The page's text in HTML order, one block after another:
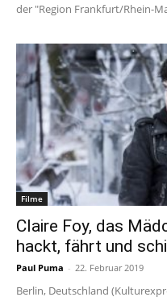
der "Region Frankfurt/Rhein-
Filme
Claire Foy, das
hackt, fährt und
Paul Puma - 22. Februar 2019
Berlin, Deutschland